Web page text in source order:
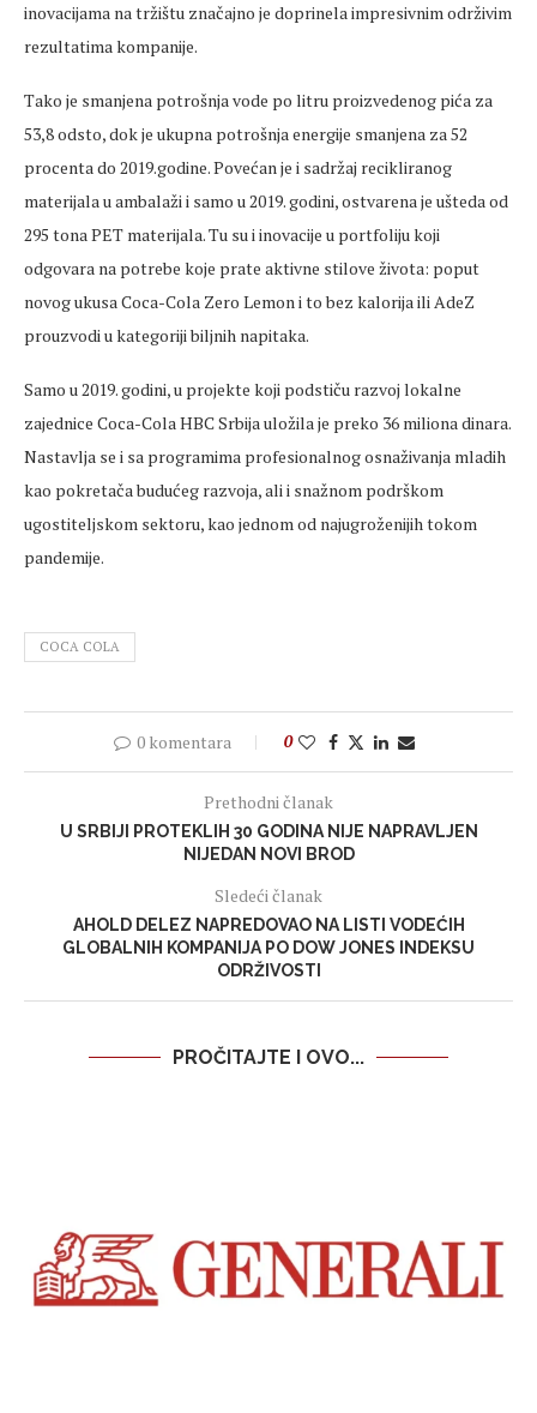
inovacijama na tržištu značajno je doprinela impresivnim održivim
rezultatima kompanije.
Tako je smanjena potrošnja vode po litru proizvedenog pića za
53,8 odsto, dok je ukupna potrošnja energije smanjena za 52
procenta do 2019.godine. Povećan je i sadržaj recikliranog
materijala u ambalaži i samo u 2019. godini, ostvarena je ušteda od
295 tona PET materijala. Tu su i inovacije u portfoliju koji
odgovara na potrebe koje prate aktivne stilove života: poput
novog ukusa Coca-Cola Zero Lemon i to bez kalorija ili AdeZ
prouzvodi u kategoriji biljnih napitaka.
Samo u 2019. godini, u projekte koji podstiču razvoj lokalne
zajednice Coca-Cola HBC Srbija uložila je preko 36 miliona dinara.
Nastavlja se i sa programima profesionalnog osnaživanja mladih
kao pokretača budućeg razvoja, ali i snažnom podrškom
ugostiteljskom sektoru, kao jednom od najugroženijih tokom
pandemije.
COCA COLA
0 komentara 0
Prethodni članak
U SRBIJI PROTEKLIH 30 GODINA NIJE NAPRAVLJEN
NIJEDAN NOVI BROD
Sledeći članak
AHOLD DELEZ NAPREDOVAO NA LISTI VODEĆIH
GLOBALNIH KOMPANIJA PO DOW JONES INDEKSU
ODRŽIVOSTI
PROČITAJTE I OVO...